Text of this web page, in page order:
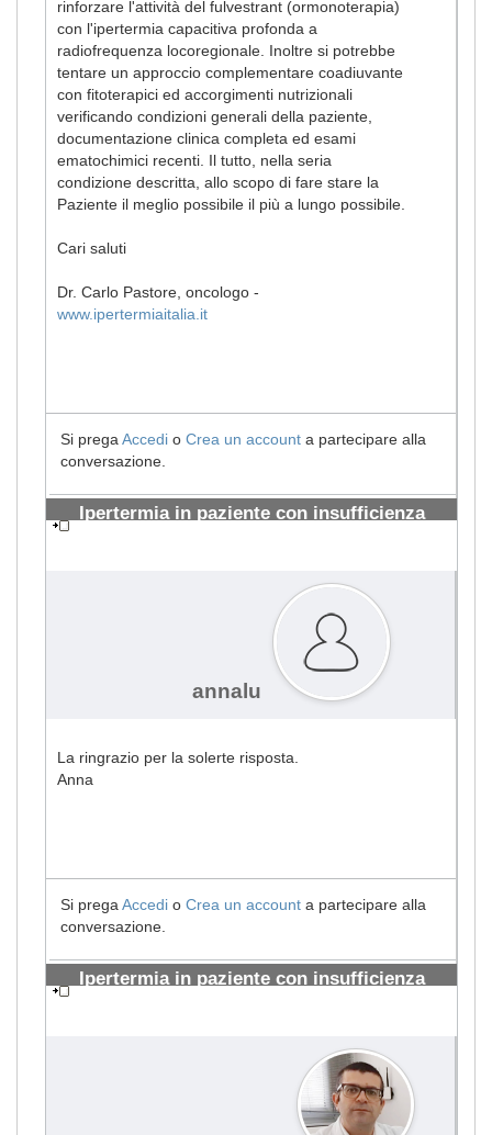
rinforzare l'attività del fulvestrant (ormonoterapia)
con l'ipertermia capacitiva profonda a
radiofrequenza locoregionale. Inoltre si potrebbe
tentare un approccio complementare coadiuvante
con fitoterapici ed accorgimenti nutrizionali
verificando condizioni generali della paziente,
documentazione clinica completa ed esami
ematochimici recenti. Il tutto, nella seria
condizione descritta, allo scopo di fare stare la
Paziente il meglio possibile il più a lungo possibile.
Cari saluti
Dr. Carlo Pastore, oncologo -
www.ipertermiaitalia.it
Si prega Accedi o Crea un account a partecipare alla
conversazione.
Ipertermia in paziente con insufficienza
annalu
La ringrazio per la solerte risposta.
Anna
Si prega Accedi o Crea un account a partecipare alla
conversazione.
Ipertermia in paziente con insufficienza